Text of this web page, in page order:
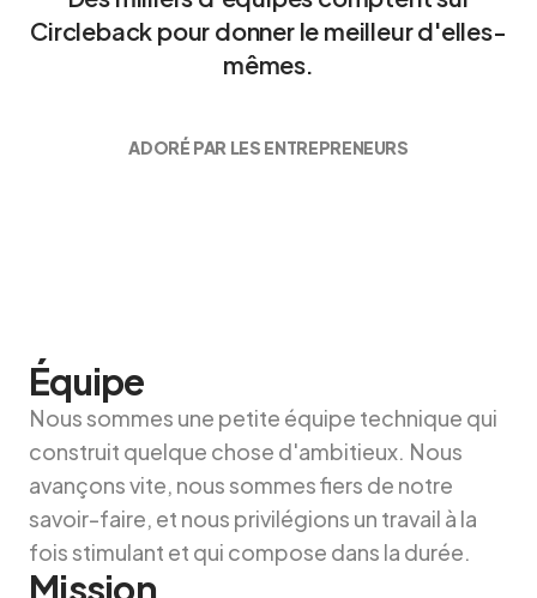
Circleback pour donner le meilleur d'elles-
mêmes.
ADORÉ PAR LES ENTREPRENEURS
Équipe
Nous sommes une petite équipe technique qui
construit quelque chose d'ambitieux. Nous
avançons vite, nous sommes fiers de notre
savoir-faire, et nous privilégions un travail à la
fois stimulant et qui compose dans la durée.
Mission